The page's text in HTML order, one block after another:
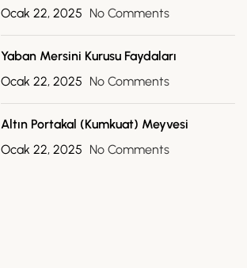
Ocak 22, 2025 No Comments
Yaban Mersini Kurusu Faydaları
Ocak 22, 2025 No Comments
Altın Portakal (Kumkuat) Meyvesi
Ocak 22, 2025 No Comments